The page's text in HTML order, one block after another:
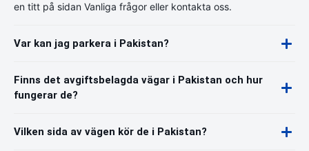
en titt på sidan Vanliga frågor eller kontakta oss.
Var kan jag parkera i Pakistan?
Finns det avgiftsbelagda vägar i Pakistan och hur
fungerar de?
Vilken sida av vägen kör de i Pakistan?